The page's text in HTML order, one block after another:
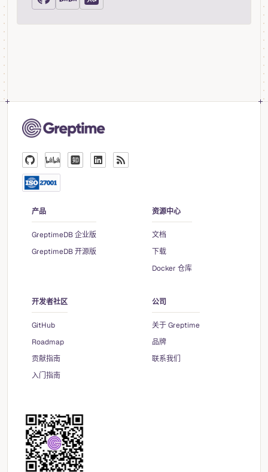
产品
GreptimeDB 企业版
GreptimeDB 开源版
资源中心
文档
下载
Docker 仓库
开发者社区
GitHub
Roadmap
贡献指南
入门指南
公司
关于 Greptime
品牌
联系我们